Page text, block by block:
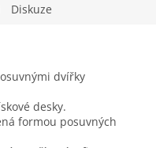
Diskuze
dvířky
desky.
formou posuvných